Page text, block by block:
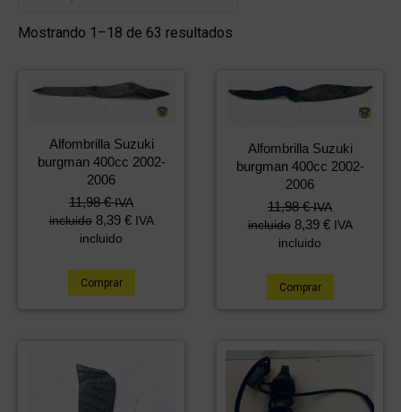
Mostrando 1–18 de 63 resultados
Alfombrilla Suzuki
burgman 400cc 2002-
2006
11,98€ IVA
incluido 8,39 € IVA
incluido
Comprar
Alfombrilla Suzuki
burgman 400cc 2002-
2006
11,98€ IVA
incluido 8,39 € IVA
incluido
Comprar